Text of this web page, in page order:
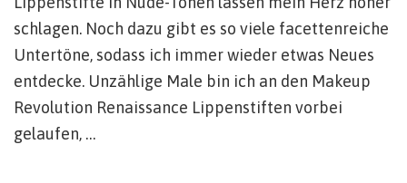
schlagen. Noch dazu gibt es so viele facettenreiche
Untertöne, sodass ich immer wieder etwas Neues
entdecke. Unzählige Male bin ich an den Makeup
Revolution Renaissance Lippenstiften vorbei
gelaufen, …